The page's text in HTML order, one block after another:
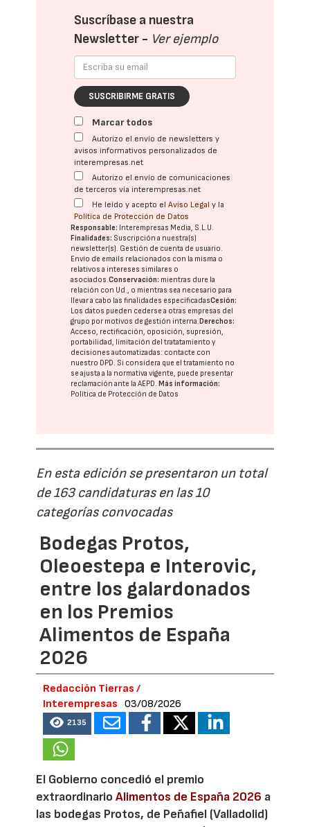
Suscríbase a nuestra
Newsletter - Ver ejemplo
SUSCRIBIRME GRATIS
Marcar todos
Autorizo el envío de newsletters y
avisos informativos personalizados de
interempresas.net
Autorizo el envío de comunicaciones
de terceros vía interempresas.net
He leído y acepto elAviso Legal y la
Política de Protección de Datos
Responsable: Interempresas Media, S.L.U.
Finalidades: Suscripción a nuestra(s)
newsletter(s). Gestión de cuenta de usuario.
Envío de emails relacionados con la misma o
relativos a intereses similares o
asociados.Conservación: mientras dure la
relación con Ud., o mientras sea necesario para
llevar a cabo las finalidades especificadasCesión:
Los datos pueden cederse a otras empresas del
grupo por motivos de gestión interna.Derechos:
Acceso, rectificación, oposición, supresión,
portabilidad, limitación del tratatamiento y
decisiones automatizadas: contacte con
nuestro DPD. Si considera que el tratamiento no
se ajusta a la normativa vigente, puede presentar
reclamación ante laAEPD.Más información:
Política de Protección de Datos
En esta edición se presentaron un total
de 163 candidaturas en las 10
categorías convocadas
Bodegas Protos,
Oleoestepa e Interovic,
entre los galardonados
en los Premios
Alimentos de España
2026
Redacción Tierras /
Interempresas
03/08/2026
2135
El Gobierno concedió el premio
extraordinarioAlimentos de España 2026 a
las bodegas Protos, de Peñafiel (Valladolid)